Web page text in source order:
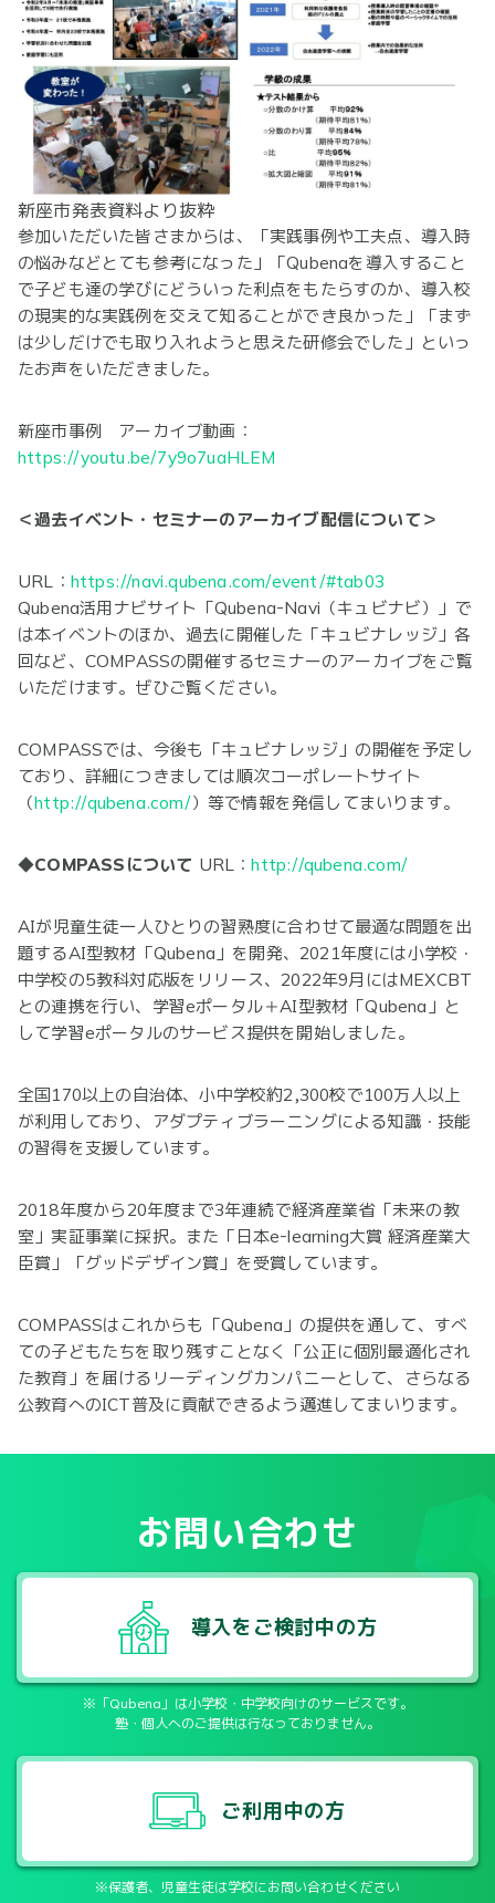
新座市発表資料より抜粋
参加いただいた皆さまからは、「実践事例や工夫点、導入時
の悩みなどとても参考になった」「Qubenaを導入すること
で子ども達の学びにどういった利点をもたらすのか、導入校
の現実的な実践例を交えて知ることができ良かった」「まず
は少しだけでも取り入れようと思えた研修会でした」といっ
たお声をいただきました。
新座市事例 アーカイブ動画：
https://youtu.be/7y9o7uaHLEM
＜過去イベント・セミナーのアーカイブ配信について＞
URL： https://navi.qubena.com/event/#tab03
Qubena活用ナビサイト「Qubena-Navi（キュビナビ）」で
は本イベントのほか、過去に開催した「キュビナレッジ」各
回など、COMPASSの開催するセミナーのアーカイブをご覧
いただけます。ぜひご覧ください。
COMPASSでは、今後も「キュビナレッジ」の開催を予定し
ており、詳細につきましては順次コーポレートサイト
（ http://qubena.com/ ）等で情報を発信してまいります。
◆COMPASSについて URL： http://qubena.com/
AIが児童生徒一人ひとりの習熟度に合わせて最適な問題を出
題するAI型教材「Qubena」を開発、2021年度には小学校・
中学校の5教科対応版をリリース、2022年9月にはMEXCBT
との連携を行い、学習eポータル＋AI型教材「Qubena」と
して学習eポータルのサービス提供を開始しました。
全国170以上の自治体、小中学校約2,300校で100万人以上
が利用しており、アダプティブラーニングによる知識・技能
の習得を支援しています。
2018年度から20年度まで3年連続で経済産業省「未来の教
室」実証事業に採択。また「日本e-learning大賞 経済産業大
臣賞」「グッドデザイン賞」を受賞しています。
COMPASSはこれからも「Qubena」の提供を通して、すべ
ての子どもたちを取り残すことなく「公正に個別最適化され
た教育」を届けるリーディングカンパニーとして、さらなる
公教育へのICT普及に貢献できるよう邁進してまいります。
お問い合わせ
導入をご検討中の方
※「Qubena」は小学校・中学校向けのサービスです。
塾・個人へのご提供は行なっておりません。
ご利用中の方
※保護者、児童生徒は学校にお問い合わせください